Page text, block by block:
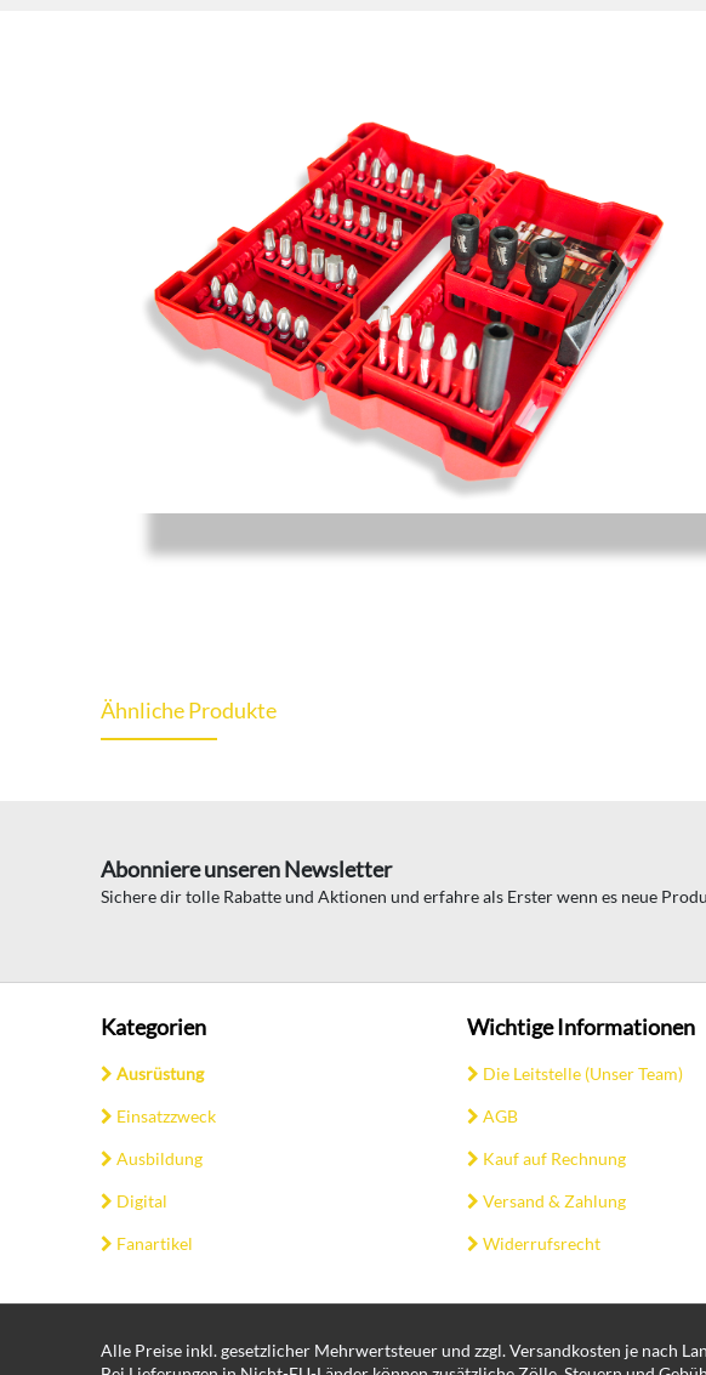
Ähnliche Produkte
Abonniere unseren Newsletter
Sichere dir tolle Rabatte und Aktionen und erfahre als Erster wenn es neue
Kategorien
Ausrüstung
Einsatzzweck
Ausbildung
Digital
Fanartikel
Wichtige Informationen
Die Leitstelle (Unser Team)
AGB
Kauf auf Rechnung
Versand & Zahlung
Widerrufsrecht
Alle Preise inkl. gesetzlicher Mehrwertsteuer und zzgl. Versandkosten je nach